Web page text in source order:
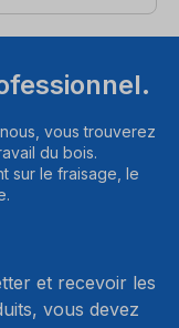
vous trouverez
du bois.
sur le fraisage, le
et recevoir les
vous devez